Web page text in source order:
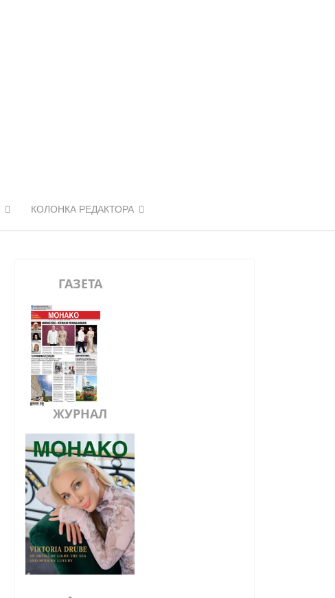
КОЛОНКА РЕДАКТОРА
ГАЗЕТА
ЖУРНАЛ